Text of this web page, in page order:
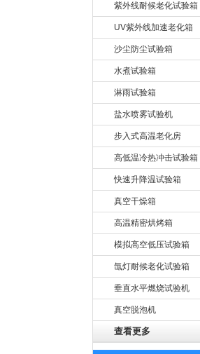
紫外线耐候老化试验箱
UV紫外线加速老化箱
沙尘防尘试验箱
水煮试验箱
淋雨试验箱
盐水喷雾试验机
步入式高温老化房
高低温冷热冲击试验箱
快速升降温试验箱
真空干燥箱
高温精密烘烤箱
模拟高空低压试验箱
氙灯耐候老化试验箱
垂直水平燃烧试验机
真空脱泡机
查看更多